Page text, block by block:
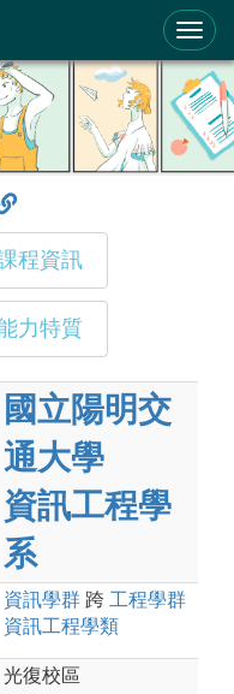
程資訊
力特質
國立陽明交
通大學
資訊工程學
系
資訊學群 跨 工程學群
資訊工程學類
光復校區